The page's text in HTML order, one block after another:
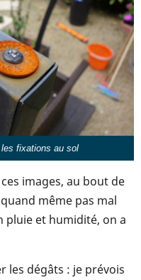
fixations au sol
images, au bout de
même pas mal
et humidité, on a
les dégâts : je prévois